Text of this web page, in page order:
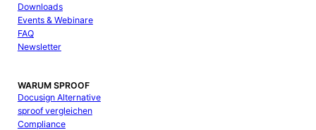
Downloads
Events & Webinare
FAQ
Newsletter
WARUM SPROOF
Docusign Alternative
sproof vergleichen
Compliance